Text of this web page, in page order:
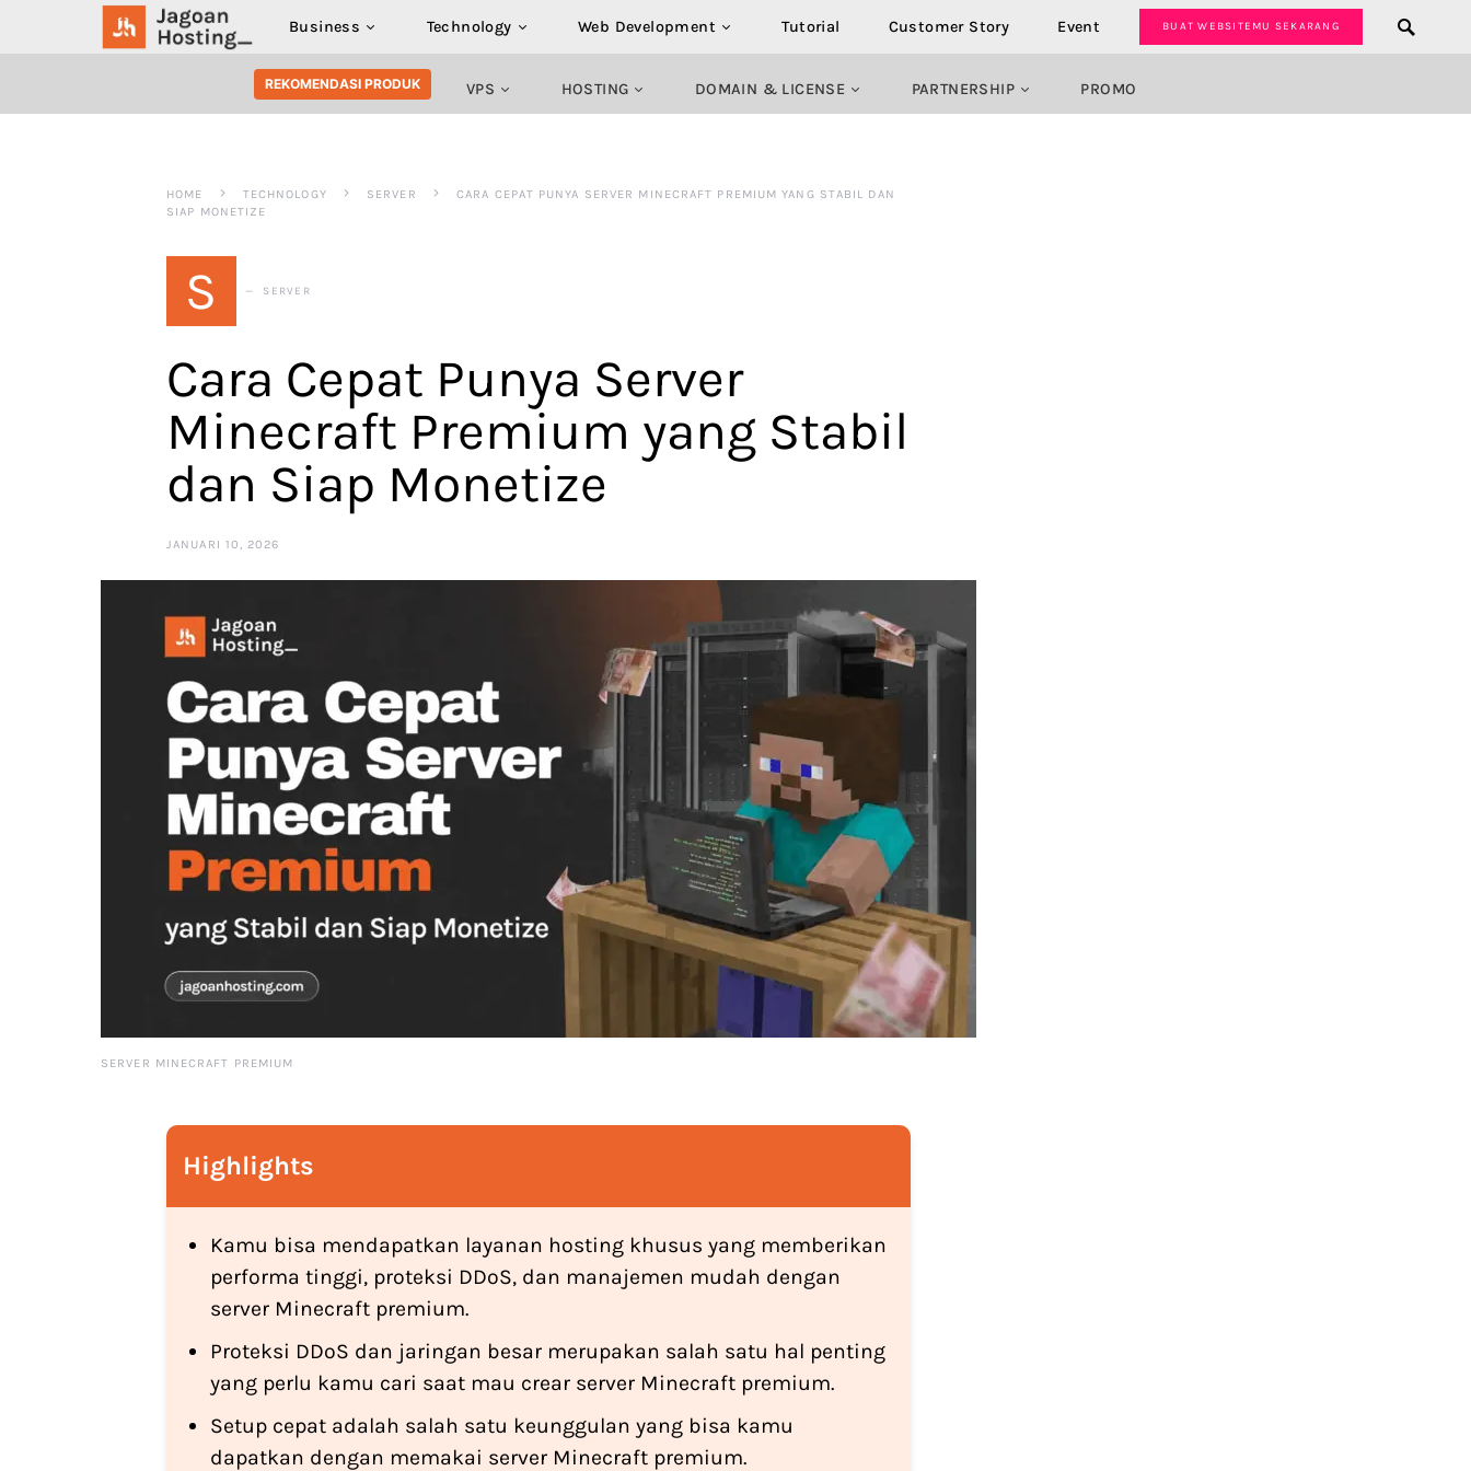
Business Technology Web Development Tutorial Customer Story Event BUAT WEBSITEMU SEKARANG
SEARCH FOR:
REKOMENDASI PRODUK VPS HOSTING DOMAIN & LICENSE PARTNERSHIP PROMO
HOME TECHNOLOGY SERVER
CARA CEPAT PUNYA SERVER MINECRAFT PREMIUM YANG STABIL DAN
SIAP MONETIZE
S SERVER
Cara Cepat Punya Server
Minecraft Premium yang Stabil
dan Siap Monetize
JANUARI 10, 2026
SERVER MINECRAFT PREMIUM
Highlights
Kamu bisa mendapatkan layanan hosting khusus yang memberikan
performa tinggi, proteksi DDoS, dan manajemen mudah dengan
server Minecraft premium.
Proteksi DDoS dan jaringan besar merupakan salah satu hal penting
yang perlu kamu cari saat mau crear server Minecraft premium.
Setup cepat adalah salah satu keunggulan yang bisa kamu
dapatkan dengan memakai server Minecraft premium.